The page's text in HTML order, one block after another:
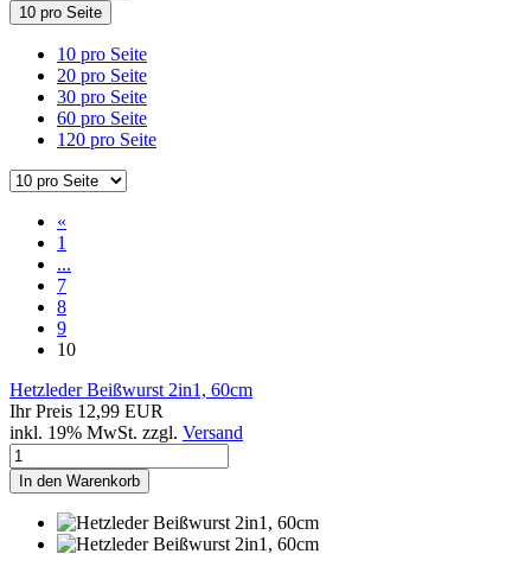
10 pro Seite
10 pro Seite
20 pro Seite
30 pro Seite
60 pro Seite
120 pro Seite
«
1
...
7
8
9
10
Hetzleder Beißwurst 2in1, 60cm
Ihr Preis 12,99 EUR
inkl. 19% MwSt. zzgl. Versand
In den Warenkorb